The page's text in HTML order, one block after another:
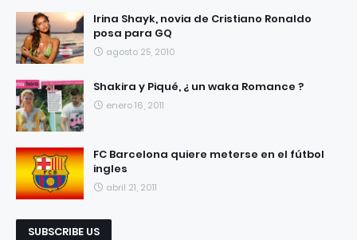
RECIENTES
Irina Shayk, novia de Cristiano Ronaldo
posa para GQ
agosto 25, 2010
Shakira y Piqué, ¿ un waka Romance ?
enero 16, 2011
FC Barcelona quiere meterse en el fútbol
ingles
abril 21, 2011
SUBSCRIBE US